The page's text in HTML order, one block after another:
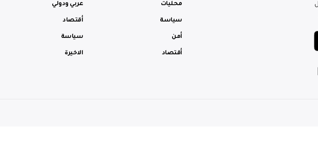
محليات
سياسة
أمن
أقتصاد
عربي ودولي
أقتصاد
سياسة
الاخيرة